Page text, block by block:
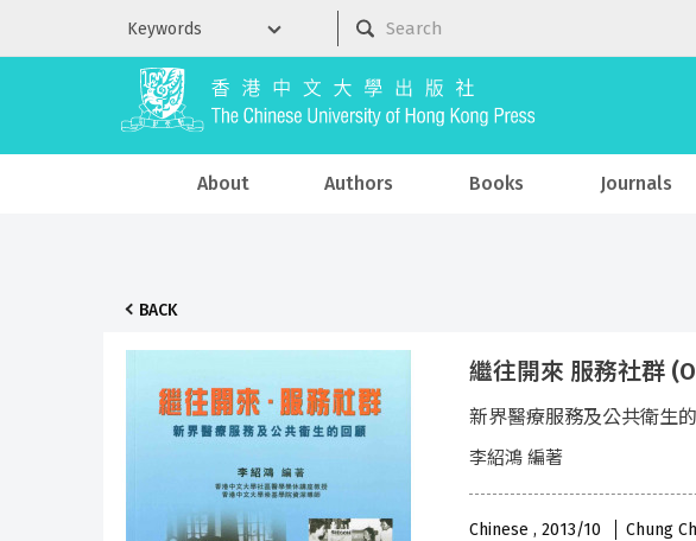
About Authors Books Journals
BACK
繼往開來 服務社群
新界醫療服務及公共衛生
李紹鴻 編著
Chinese , 2013/10 Chung